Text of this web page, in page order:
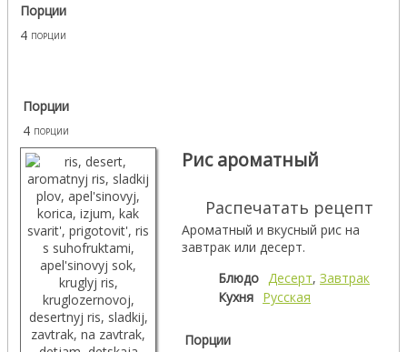
Порции
4 порции
Порции
4 порции
Рис ароматный
Распечатать рецепт
Ароматный и вкусный рис на
завтрак или десерт.
Блюдо Десерт, Завтрак
Кухня Русская
Порции